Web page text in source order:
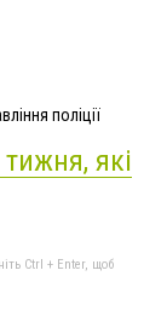
поліції
які
Ctrl + Enter, щоб